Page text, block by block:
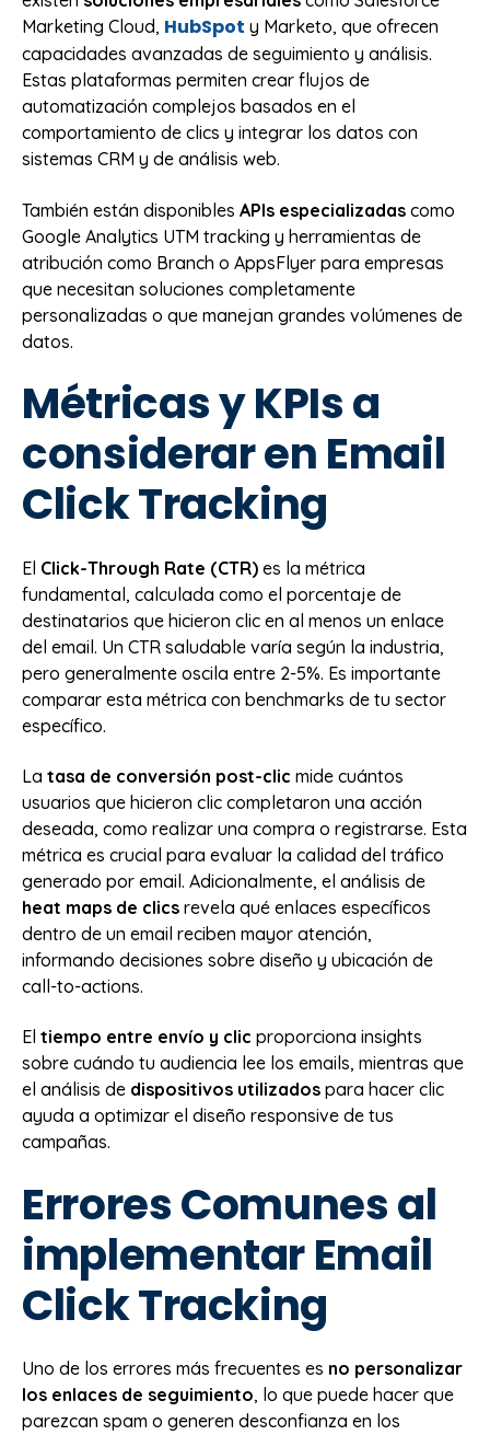
Marketing Cloud, HubSpot y Marketo, que ofrecen
capacidades avanzadas de seguimiento y análisis.
Estas plataformas permiten crear flujos de
automatización complejos basados en el
comportamiento de clics y integrar los datos con
sistemas CRM y de análisis web.
También están disponibles APIs especializadas como
Google Analytics UTM tracking y herramientas de
atribución como Branch o AppsFlyer para empresas
que necesitan soluciones completamente
personalizadas o que manejan grandes volúmenes de
datos.
Métricas y KPIs a
considerar en Email
Click Tracking
El Click-Through Rate (CTR) es la métrica
fundamental, calculada como el porcentaje de
destinatarios que hicieron clic en al menos un enlace
del email. Un CTR saludable varía según la industria,
pero generalmente oscila entre 2-5%. Es importante
comparar esta métrica con benchmarks de tu sector
específico.
La tasa de conversión post-clic mide cuántos
usuarios que hicieron clic completaron una acción
deseada, como realizar una compra o registrarse. Esta
métrica es crucial para evaluar la calidad del tráfico
generado por email. Adicionalmente, el análisis de
heat maps de clics revela qué enlaces específicos
dentro de un email reciben mayor atención,
informando decisiones sobre diseño y ubicación de
call-to-actions.
El tiempo entre envío y clic proporciona insights
sobre cuándo tu audiencia lee los emails, mientras que
el análisis de dispositivos utilizados para hacer clic
ayuda a optimizar el diseño responsive de tus
campañas.
Errores Comunes al
implementar Email
Click Tracking
Uno de los errores más frecuentes es no personalizar
los enlaces de seguimiento, lo que puede hacer que
parezcan spam o generen desconfianza en los